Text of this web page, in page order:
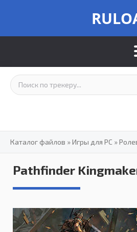
Каталог файлов »Игры для PC »
Pathfinder